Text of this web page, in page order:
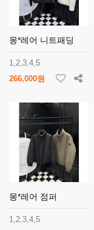
몽*레어 니트패딩
1,2,3,4,5
266,000원
몽*레어 점퍼
1,2,3,4,5